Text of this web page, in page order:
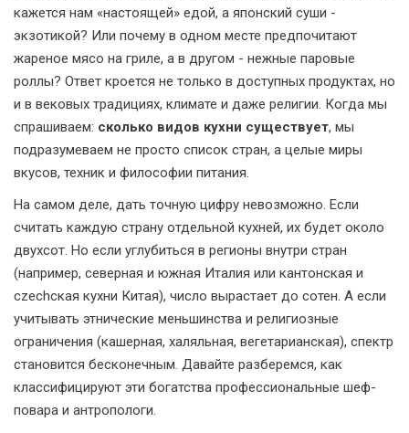
кажется нам «настоящей» едой, а японский суши -
экзотикой? Или почему в одном месте предпочитают
жареное мясо на гриле, а в другом - нежные паровые
роллы? Ответ кроется не только в доступных продуктах, но
и в вековых традициях, климате и даже религии. Когда мы
спрашиваем: сколько видов кухни существует, мы
подразумеваем не просто список стран, а целые миры
вкусов, техник и философии питания.
На самом деле, дать точную цифру невозможно. Если
считать каждую страну отдельной кухней, их будет около
двухсот. Но если углубиться в регионы внутри стран
(например, северная и южная Италия или кантонская и
сzechская кухни Китая), число вырастает до сотен. А если
учитывать этнические меньшинства и религиозные
ограничения (кашерная, халяльная, вегетарианская), спектр
становится бесконечным. Давайте разберемся, как
классифицируют эти богатства профессиональные шеф-
повара и антропологи.